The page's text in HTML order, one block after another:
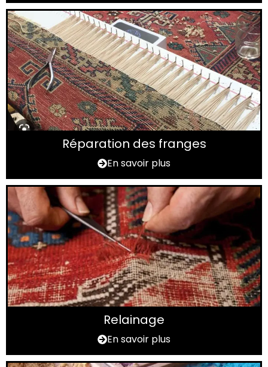
Réparation des franges
En savoir plus
Relainage
En savoir plus